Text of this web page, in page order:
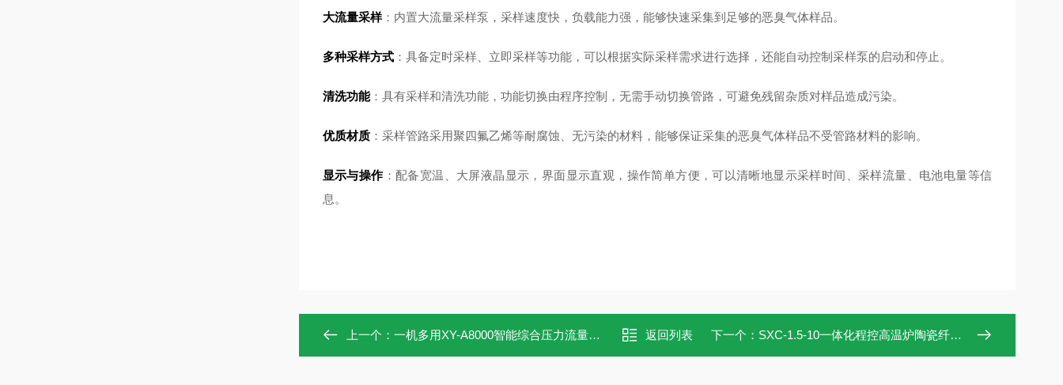
大流量采样：内置大流量采样泵，采样速度快，负载能力强，能够快速采集到足够的恶臭气体样品。
多种采样方式：具备定时采样、立即采样等功能，可以根据实际采样需求进行选择，还能自动控制采样泵的启动和停止。
清洗功能：具有采样和清洗功能，功能切换由程序控制，无需手动切换管路，可避免残留杂质对样品造成污染。
优质材质：采样管路采用聚四氟乙烯等耐腐蚀、无污染的材料，能够保证采集的恶臭气体样品不受管路材料的影响。
显示与操作 ：配备宽温、大屏液晶显示，界面显示直观，操作简单方便，可以清晰地显示采样时间、采样流量、电池电量等信
息。
上一个： 一机多用XY-A8000智能综合压力流量校准仪 返回列表 下一个： SXC-1.5-10一体化程控高温炉陶瓷纤维内胆